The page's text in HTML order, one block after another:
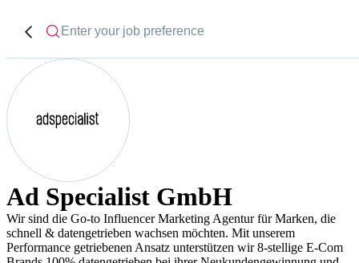
Ad Specialist GmbH
Wir sind die Go-to Influencer Marketing Agentur für Marken, die
schnell & datengetrieben wachsen möchten. Mit unserem
Performance getriebenen Ansatz unterstützen wir 8-stellige E-Com